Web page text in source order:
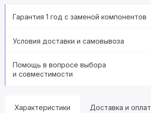
Гарантия 1 год с заменой компонентов
Условия доставки и самовывоза
Помощь в вопросе выбора
и совместимости
Характеристики Доставка и